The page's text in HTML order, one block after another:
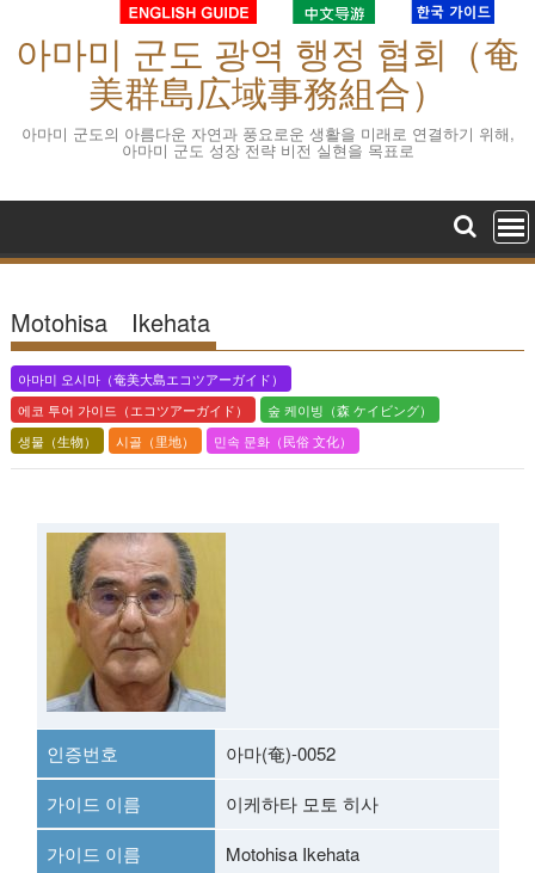
t
아마미 군도 광역 행정 협회（奄
美群島広域事務組合）
아마미 군도의 아름다운 자연과 풍요로운 생활을 미래로 연결하기 위해,
아마미 군도 성장 전략 비전 실현을 목표로
Motohisa Ikehata
아마미 오시마（奄美大島エコツアーガイド）
에코 투어 가이드（エコツアーガイド）
숲 케이빙（森 ケイビング）
생물（生物）
시골（里地） 민속 문화（民俗 文化）
인증번호
아마(奄)-0052
가이드 이름
이케하타 모토 히사
가이드 이름
Motohisa Ikehata